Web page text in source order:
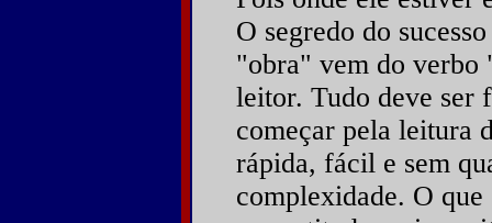
O segredo do
"obra" vem do
leitor. Tudo deve ser
começar pela leitura
rápida, fácil e sem
complexidade. O que